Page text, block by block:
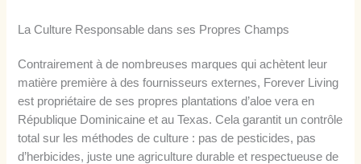
La Culture Responsable dans ses Propres Champs
Contrairement à de nombreuses marques qui achètent leur
matière première à des fournisseurs externes, Forever Living
est propriétaire de ses propres plantations d’aloe vera en
République Dominicaine et au Texas. Cela garantit un contrôle
total sur les méthodes de culture : pas de pesticides, pas
d’herbicides, juste une agriculture durable et respectueuse de